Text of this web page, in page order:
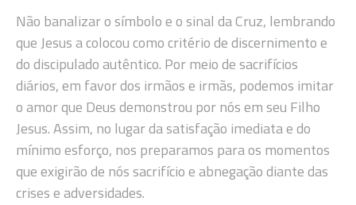
Não banalizar o símbolo e o sinal da Cruz, lembrando
que Jesus a colocou como critério de discernimento e
do discipulado autêntico. Por meio de sacrifícios
diários, em favor dos irmãos e irmãs, podemos imitar
o amor que Deus demonstrou por nós em seu Filho
Jesus. Assim, no lugar da satisfação imediata e do
mínimo esforço, nos preparamos para os momentos
que exigirão de nós sacrifício e abnegação diante das
crises e adversidades.